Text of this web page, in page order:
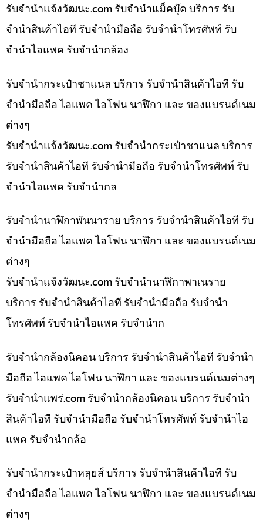
รับจํานําแจ้งวัฒนะ.com รับจำนำแม็คบุ๊ค บริการ รับ
จำนำสินค้าไอที รับจำนำมือถือ รับจำนำโทรศัพท์ รับ
จำนำไอแพค รับจำนำกล้อง
รับจำนำกระเป๋าชาแนล บริการ รับจำนำสินค้าไอที รับ
จำนำมือถือ ไอแพค ไอโฟน นาฬิกา และ ของแบรนด์เนม
ต่างๆ
รับจํานําแจ้งวัฒนะ.com รับจำนำกระเป๋าชาแนล บริการ
รับจำนำสินค้าไอที รับจำนำมือถือ รับจำนำโทรศัพท์ รับ
จำนำไอแพค รับจำนำกล
รับจำนำนาฬิกาพันนาราย บริการ รับจำนำสินค้าไอที รับ
จำนำมือถือ ไอแพค ไอโฟน นาฬิกา และ ของแบรนด์เนม
ต่างๆ
รับจํานําแจ้งวัฒนะ.com รับจำนำนาฬิกาพาเนราย
บริการ รับจำนำสินค้าไอที รับจำนำมือถือ รับจำนำ
โทรศัพท์ รับจำนำไอแพค รับจำนำก
รับจำนำกล้องนิคอน บริการ รับจำนำสินค้าไอที รับจำนำ
มือถือ ไอแพค ไอโฟน นาฬิกา และ ของแบรนด์เนมต่างๆ
รับจํานําแพร่.com รับจำนำกล้องนิคอน บริการ รับจำนำ
สินค้าไอที รับจำนำมือถือ รับจำนำโทรศัพท์ รับจำนำไอ
แพค รับจำนำกล้อ
รับจำนำกระเป๋าหลุยส์ บริการ รับจำนำสินค้าไอที รับ
จำนำมือถือ ไอแพค ไอโฟน นาฬิกา และ ของแบรนด์เนม
ต่างๆ